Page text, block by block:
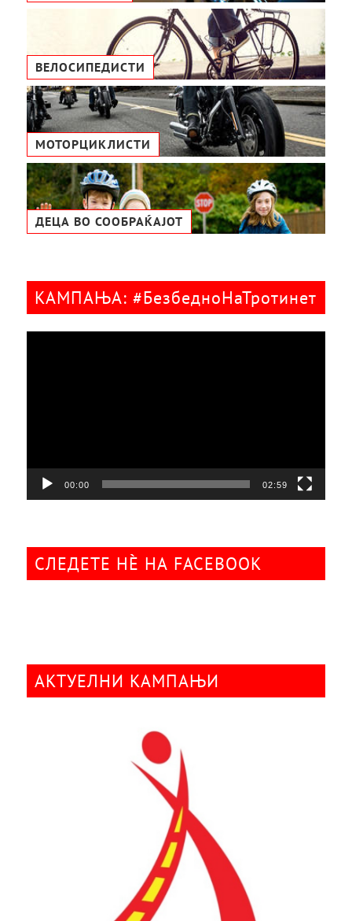
ВЕЛОСИПЕДИСТИ
МОТОРЦИКЛИСТИ
ДЕЦА ВО СООБРАЌАЈОТ
КАМПАЊА: #БезбедноНаТротинет
00:00 02:59
СЛЕДЕТЕ НÈ НА FACEBOOK
АКТУЕЛНИ КАМПАЊИ